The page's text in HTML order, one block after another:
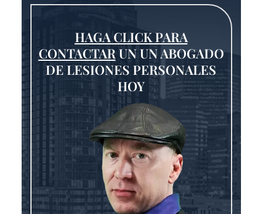
HAGA CLICK PARA
CONTACTARUN UN ABOGADO
DE LESIONES PERSONALES
HOY